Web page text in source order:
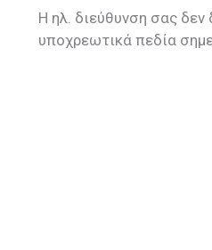
Η ηλ. διεύθυνση σας δεν
υποχρεωτικά πεδία